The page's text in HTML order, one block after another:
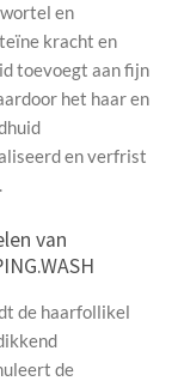
en
kracht en
toevoegt aan fijn
het haar en
en verfrist
van
de haarfollikel
de